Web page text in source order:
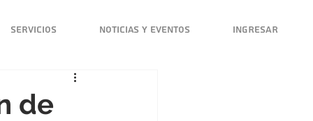
Servicios Noticias y Eventos INGRESAR
de